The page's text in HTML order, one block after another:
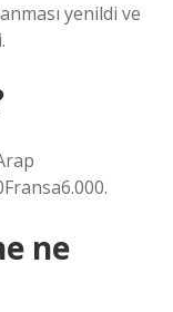
yenildi ve
ne